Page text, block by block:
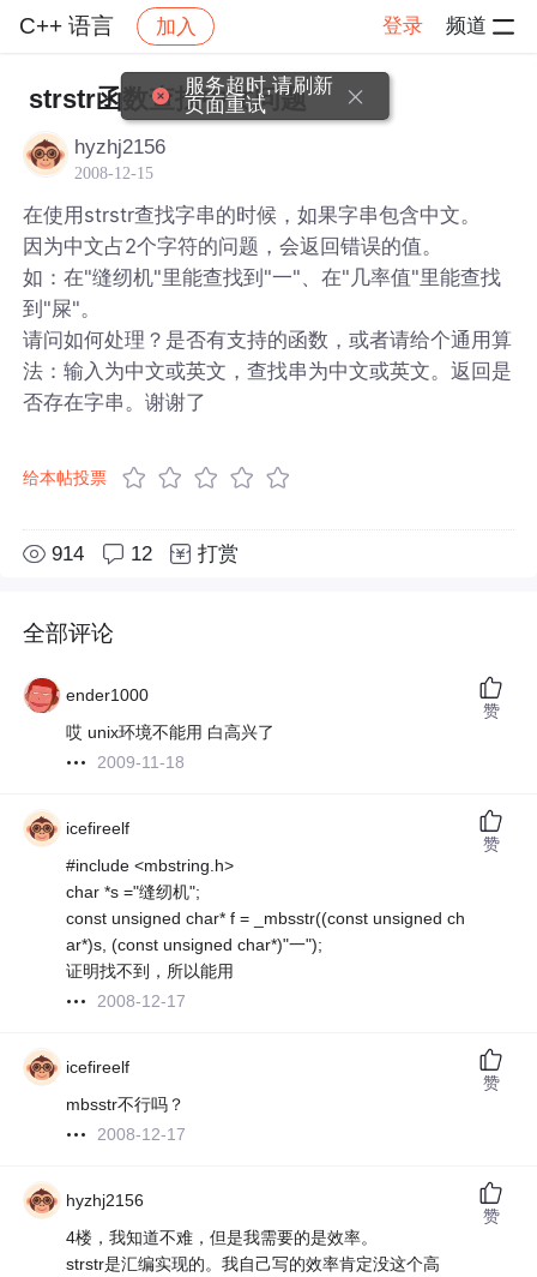
C++ 语言 加入 登录 频道
社区 C++ 语言 帖子详情
strstr函数查找中文问题
hyzhj2156
2008-12-15
在使用strstr查找字串的时候，如果字串包含中文。
因为中文占2个字符的问题，会返回错误的值。
如：在"缝纫机"里能查找到"一"、在"几率值"里能查找
到"屎"。
请问如何处理？是否有支持的函数，或者请给个通用算
法：输入为中文或英文，查找串为中文或英文。返回是
否存在字串。谢谢了
给本帖投票
914 12 打赏
全部评论
ender1000
哎 unix环境不能用 白高兴了
2009-11-18
赞
icefireelf
#include <mbstring.h>
char *s ="缝纫机";
const unsigned char* f = _mbsstr((const unsigned ch
ar*)s, (const unsigned char*)"一");
证明找不到，所以能用
2008-12-17
赞
icefireelf
mbsstr不行吗？
2008-12-17
赞
hyzhj2156
4楼，我知道不难，但是我需要的是效率。
strstr是汇编实现的。我自己写的效率肯定没这个高
赞
服务超时,请刷新
页面重试